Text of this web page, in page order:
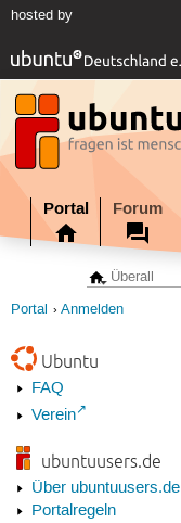
hosted by
Portal Forum
Portal Anmelden
Ubuntu
FAQ
Verein
ubuntuusers.de
Über ubuntuusers.de
Portalregeln